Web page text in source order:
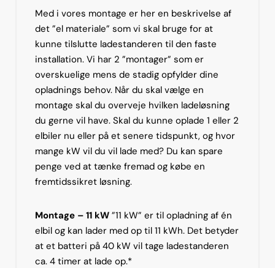
Med i vores montage er her en beskrivelse af
det ”el materiale” som vi skal bruge for at
kunne tilslutte ladestanderen til den faste
installation. Vi har 2 ”montager” som er
overskuelige mens de stadig opfylder dine
opladnings behov. Når du skal vælge en
montage skal du overveje hvilken ladeløsning
du gerne vil have. Skal du kunne oplade 1 eller 2
elbiler nu eller på et senere tidspunkt, og hvor
mange kW vil du vil lade med? Du kan spare
penge ved at tænke fremad og købe en
fremtidssikret løsning.
Montage – 11 kW ”11 kW” er til opladning af én
elbil og kan lader med op til 11 kWh. Det betyder
at et batteri på 40 kW vil tage ladestanderen
ca. 4 timer at lade op.*